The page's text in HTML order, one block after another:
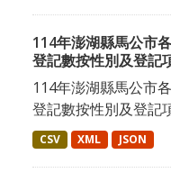
114年澎湖縣馬公市
登記數按性別及登記
114年澎湖縣馬公市
登記數按性別及登記
CSV XML JSON